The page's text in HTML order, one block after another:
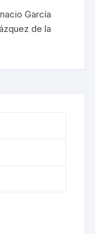
García
de la